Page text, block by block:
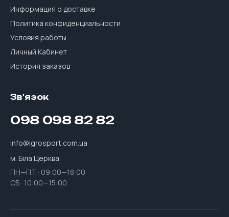
Информация о доставке
Политика конфиденциальности
Условия работы
Личный Кабинет
История заказов
Зв'язок
098 098 82 82
info@igrosport.com.ua
м. Біла Церква
ПН—ПТ · 09:00—18:00
СБ · 10:00—15:00